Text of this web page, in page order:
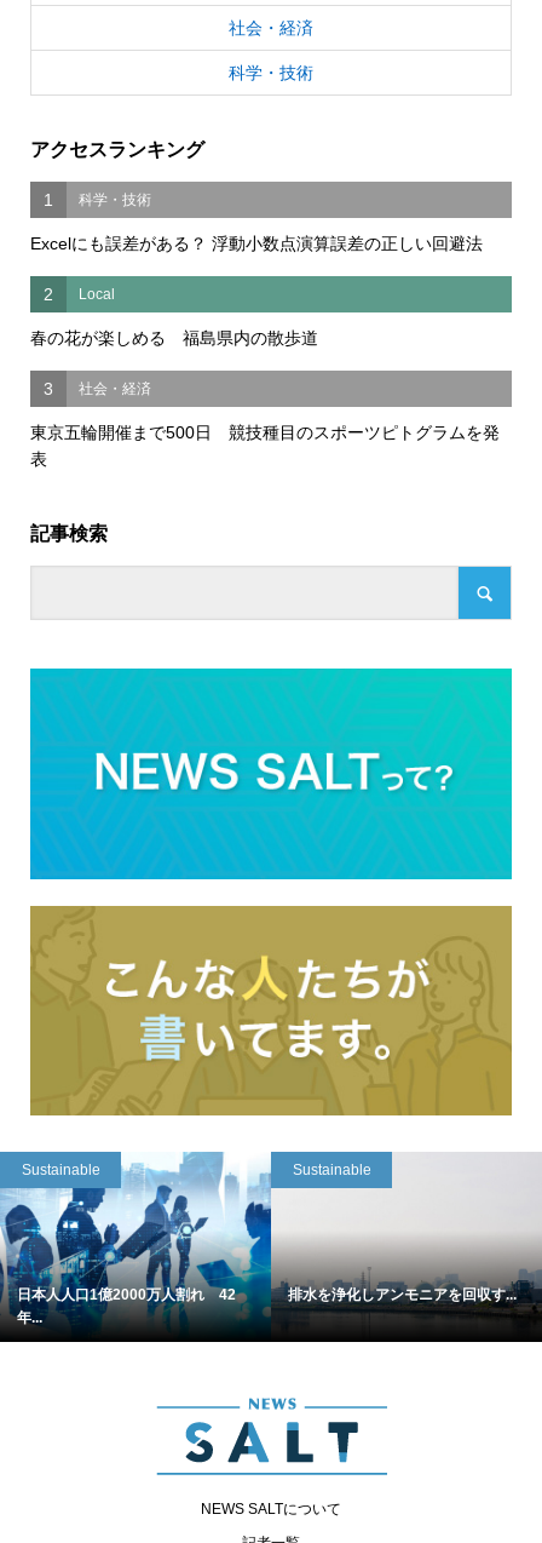
社会・経済
科学・技術
アクセスランキング
1 科学・技術
Excelにも誤差がある？ 浮動小数点演算誤差の正しい回避法
2 Local
春の花が楽しめる 福島県内の散歩道
3 社会・経済
東京五輪開催まで500日 競技種目のスポーツピトグラムを発
表
記事検索
Sustainable
日本人人口1億2000万人割れ 42
年...
Sustainable
排水を浄化しアンモニアを回収す...
NEWS SALTについて